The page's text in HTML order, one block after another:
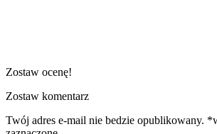
Zostaw ocenę!
Zostaw komentarz
Twój adres e-mail nie bedzie opublikowany.